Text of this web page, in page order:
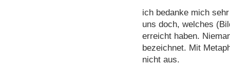
ich bedanke mich
uns doch, welches
erreicht haben.
bezeichnet. Mit
nicht aus.